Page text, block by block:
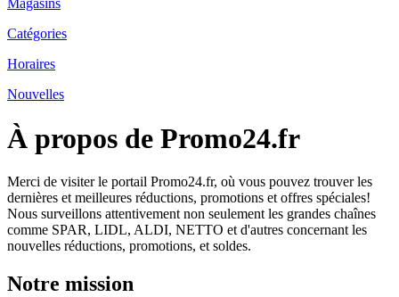
Magasins
Catégories
Horaires
Nouvelles
À propos de Promo24.fr
Merci de visiter le portail Promo24.fr, où vous pouvez trouver les
dernières et meilleures réductions, promotions et offres spéciales!
Nous surveillons attentivement non seulement les grandes chaînes
comme SPAR, LIDL, ALDI, NETTO et d'autres concernant les
nouvelles réductions, promotions, et soldes.
Notre mission